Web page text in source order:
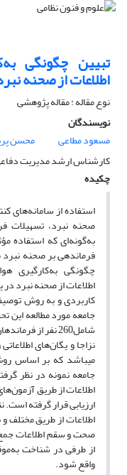
تبیین چگونگی
اطلاعات از صحنه
نوع مقاله : مقاله پژوهشی
نویسندگان
مسعود مطاعی
محسن
کارشناس ارشد مدیریت
چکیده
استفاده از سامانه‌های
صحنه نبرد، تسهیلات
به‌گونه‌ای که استفاده
فرماندهی بر صحنه
چگونگی به‌کارگیری
اطلاعات از صحنه نبرد در
کاربردی و به روش
جامعه مورد مطالعه این
شامل260 نفر از
نزاجا و یگان‌های
جامعه نمونه در نظر
ارزیابی قرار گرفته
اطلاعات از طریق مختلف
صحت و سقم اطلاعات
از طرفی در شناخت
واقع شود.